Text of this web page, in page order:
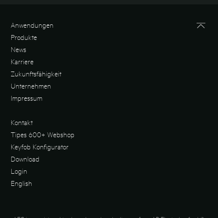
Anwendungen
Produkte
News
Karriere
Zukunftsfähigkeit
Unternehmen
Impressum
Kontakt
Tipes 600+ Webshop
Keyfob Konfigurator
Download
Login
English